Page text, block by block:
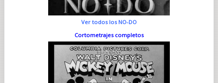
Ver todos los NO-DO
Cortometrajes completos